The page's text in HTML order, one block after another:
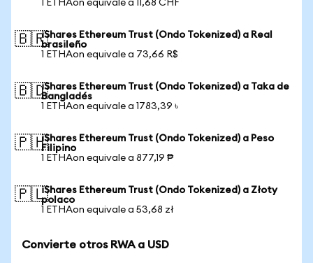
1 ETHAon equivale a 11,68 CHF
🇧🇷iShares Ethereum Trust (Ondo Tokenized) a Real
brasileño
1 ETHAon equivale a 73,66 R$
🇧🇩iShares Ethereum Trust (Ondo Tokenized) a Taka de
Bangladés
1 ETHAon equivale a 1783,39 ৳
🇵🇭iShares Ethereum Trust (Ondo Tokenized) a Peso
Filipino
1 ETHAon equivale a 877,19 ₱
🇵🇱iShares Ethereum Trust (Ondo Tokenized) a Złoty
polaco
1 ETHAon equivale a 53,68 zł
Convierte otros RWA a USD